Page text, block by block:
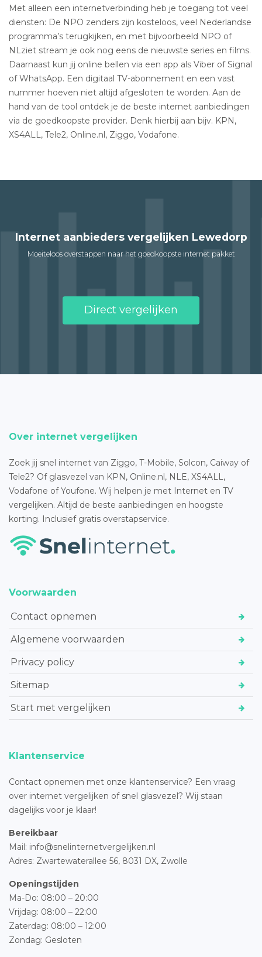
Met alleen een internetverbinding heb je toegang tot veel
diensten: De NPO zenders zijn kosteloos, veel Nederlandse
programma’s terugkijken, en met bijvoorbeeld NPO of
NLziet stream je ook nog eens de nieuwste series en films.
Daarnaast kun jij online bellen via een app als Viber of Signal
of WhatsApp. Een digitaal TV-abonnement en een vast
nummer hoeven niet altijd afgesloten te worden. Aan de
hand van de tool ontdek je de beste internet aanbiedingen
via de goedkoopste provider. Denk hierbij aan bijv. KPN,
XS4ALL, Tele2, Online.nl, Ziggo, Vodafone.
Internet aanbieders vergelijken Lewedorp
Moeiteloos overstappen naar het goedkoopste internet pakket
Direct vergelijken
Over internet vergelijken
Zoek jij snel internet van Ziggo, T-Mobile, Solcon, Caiway of
Tele2? Of glasvezel van KPN, Online.nl, NLE, XS4ALL,
Vodafone of Youfone. Wij helpen je met Internet en TV
vergelijken. Altijd de beste aanbiedingen en hoogste
korting. Inclusief gratis overstapservice.
Voorwaarden
Contact opnemen
Algemene voorwaarden
Privacy policy
Sitemap
Start met vergelijken
Klantenservice
Contact opnemen met onze klantenservice? Een vraag
over internet vergelijken of snel glasvezel? Wij staan
dagelijks voor je klaar!
Bereikbaar
Mail: info@snelinternetvergelijken.nl
Adres: Zwartewaterallee 56, 8031 DX, Zwolle
Openingstijden
Ma-Do: 08:00 – 20:00
Vrijdag: 08:00 – 22:00
Zaterdag: 08:00 – 12:00
Zondag: Gesloten